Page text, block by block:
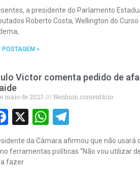
a presidente do Parlamento
Roberto Costa, Wellington do
POSTAGEM »
Victor comenta pedido de
maio de 2023 Nenhum comentário
Facebook
X WhatsApp
da Câmara afirmou que não
ferramentas políticas “Não vou utilizar
fazer